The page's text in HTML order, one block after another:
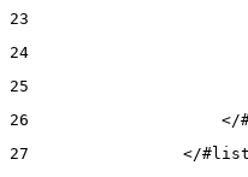
23
24
25
26
</
27
</